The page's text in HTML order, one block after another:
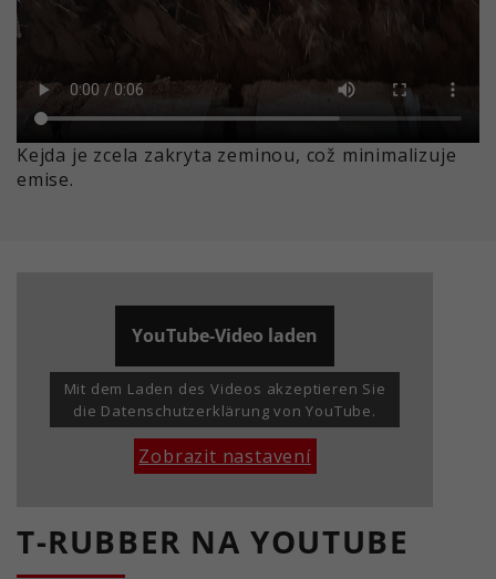
Kejda je zcela zakryta zeminou, což minimalizuje
emise.
YouTube-Video laden
Mit dem Laden des Videos akzeptieren Sie
die Datenschutzerklärung von YouTube.
Zobrazit nastavení
T-RUBBER NA YOUTUBE